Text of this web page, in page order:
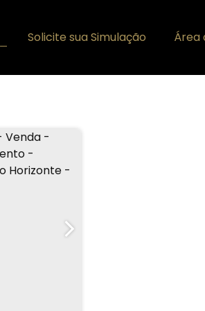
Área
Solicite sua Simulação